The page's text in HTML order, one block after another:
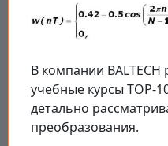
В компании BALTECH
учебные курсы ТОР-
детально
преобразования.